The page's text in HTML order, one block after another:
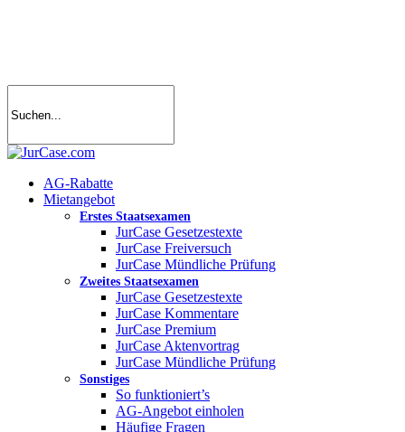
search
account
Menu
AG-Rabatte
Mietangebot
Erstes Staatsexamen
JurCase Gesetzestexte
JurCase Freiversuch
JurCase Mündliche Prüfung
Zweites Staatsexamen
JurCase Gesetzestexte
JurCase Kommentare
JurCase Premium
JurCase Aktenvortrag
JurCase Mündliche Prüfung
Sonstiges
So funktioniert’s
AG-Angebot einholen
Häufige Fragen